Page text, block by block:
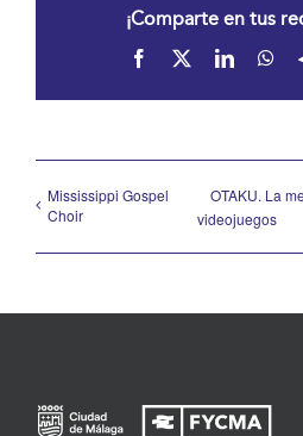
¡Comparte en tus
Facebook LinkedIn
Mississippi Gospel
Choir
OTAKU. La
videojuegos